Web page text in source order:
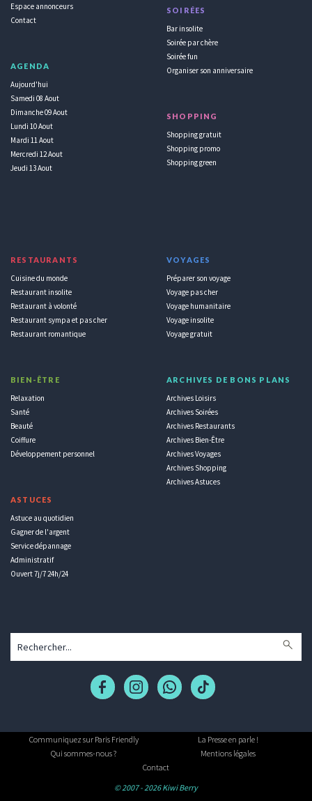
Espace annonceurs
Contact
AGENDA
Aujourd'hui
Samedi 08 Aout
Dimanche 09 Aout
Lundi 10 Aout
Mardi 11 Aout
Mercredi 12 Aout
Jeudi 13 Aout
SOIRÉES
Bar insolite
Soirée par chère
Soirée fun
Organiser son anniversaire
SHOPPING
Shopping gratuit
Shopping promo
Shopping green
RESTAURANTS
Cuisine du monde
Restaurant insolite
Restaurant à volonté
Restaurant sympa et pas cher
Restaurant romantique
BIEN-ÊTRE
Relaxation
Santé
Beauté
Coiffure
Développement personnel
ASTUCES
Astuce au quotidien
Gagner de l'argent
Service dépannage
Administratif
Ouvert 7j/7 24h/24
VOYAGES
Préparer son voyage
Voyage pas cher
Voyage humanitaire
Voyage insolite
Voyage gratuit
ARCHIVES DE BONS PLANS
Archives Loisirs
Archives Soirées
Archives Restaurants
Archives Bien-Être
Archives Voyages
Archives Shopping
Archives Astuces
Communiquez sur Paris Friendly
La Presse en parle !
Qui sommes-nous ?
Mentions légales
Contact
© 2007 - 2026 Kiwi Berry